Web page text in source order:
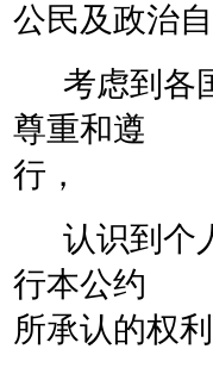
公民及政治
考虑到各
尊重和遵
行，
认识到个
行本公约
所承认的权